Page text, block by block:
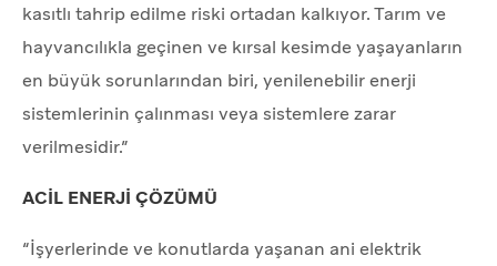
kasıtlı tahrip edilme riski ortadan kalkıyor. Tarım ve
hayvancılıkla geçinen ve kırsal kesimde yaşayanların
en büyük sorunlarından biri, yenilenebilir enerji
sistemlerinin çalınması veya sistemlere zarar
verilmesidir.”
ACİL ENERJİ ÇÖZÜMÜ
“İşyerlerinde ve konutlarda yaşanan ani elektrik